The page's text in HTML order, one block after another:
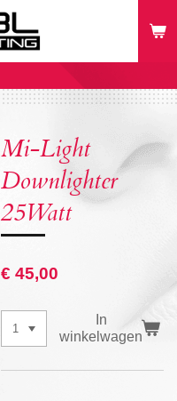
Mi-Light
Downlighter
25Watt
€ 45,00
In
winkelwagen